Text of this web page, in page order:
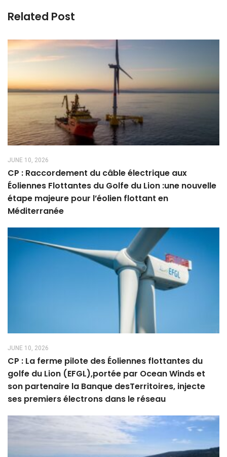
Related Post
JUNE 10, 2026
CP : Raccordement du câble électrique aux
Éoliennes Flottantes du Golfe du Lion :une nouvelle
étape majeure pour l’éolien flottant en
Méditerranée
JUNE 10, 2026
CP : La ferme pilote des Éoliennes flottantes du
golfe du Lion (EFGL),portée par Ocean Winds et
son partenaire la Banque desTerritoires, injecte
ses premiers électrons dans le réseau